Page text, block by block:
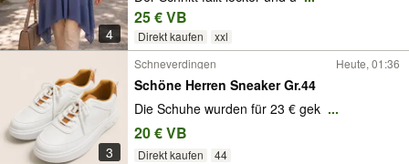
4
25 € VB
Direkt kaufen xxl
3
Schneverdingen Heute, 01:36
Schöne Herren Sneaker Gr.44
Die Schuhe wurden für 23 € gek ...
20 € VB
Direkt kaufen 44